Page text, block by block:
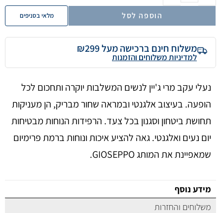
הוספה לסל מלאי בסניפים
משלוח חינם ברכישה מעל ₪299
למדיניות משלוחים והזמנות
נעלי עקב מרי ג'יין לנשים המשלבות יוקרה ותחכום לכל
הופעה. בעיצוב אלגנטי ובמראה שחור מבריק, הן מעניקות
תחושת ביטחון וסגנון בכל צעד. הרפידות הנוחות מבטיחות
יום נעים ואלגנטי. גאה להציע איכות ונוחות ברמת פרימיום
שמאפיינת את המותג GIOSEPPO.
מידע נוסף
משלוחים והחזרות